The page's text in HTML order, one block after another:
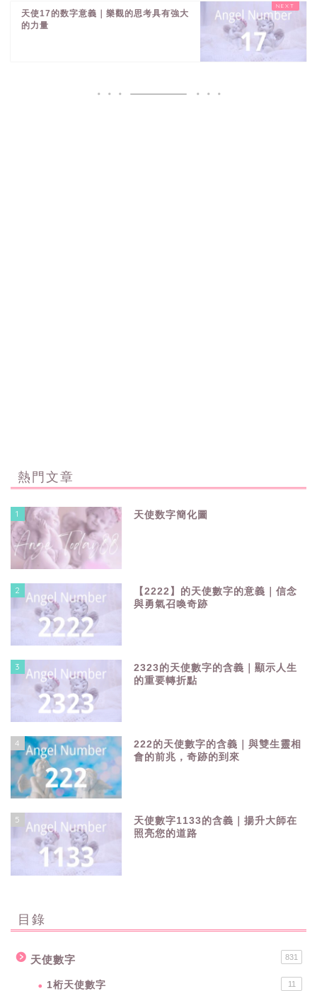
天使17的数字意義｜樂觀的思考具有強大
的力量
熱門文章
1 天使数字簡化圖
2
【2222】的天使數字的意義｜信念
與勇氣召喚奇跡
3
2323的天使數字的含義｜顯示人生
的重要轉折點
4
222的天使數字的含義｜與雙生靈相
會的前兆，奇跡的到來
5
天使數字1133的含義｜揚升大師在
照亮您的道路
目錄
天使數字 831
1桁天使數字 11